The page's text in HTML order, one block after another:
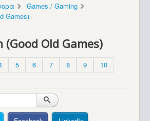
Συλλογές / Projects
Διάφορα
Forum
Σχετικά με εμάς
Βοήθεια
Games / Gaming
Games)
(Good Old Games)
5 6 7 8 9
10